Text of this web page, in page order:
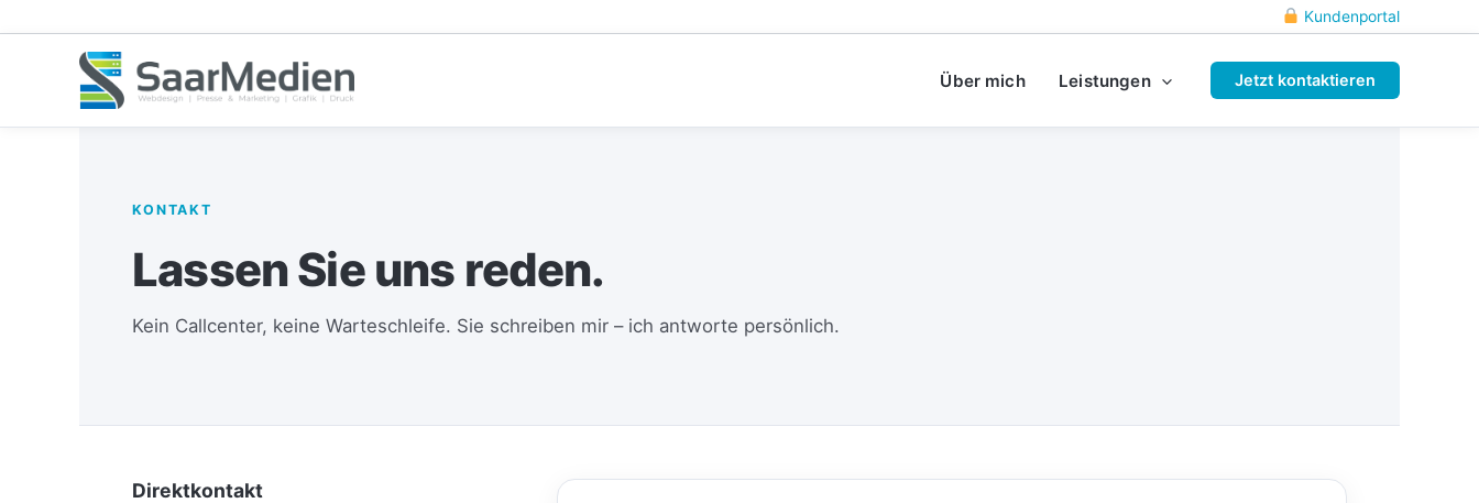
Kundenportal
Über mich Leistungen Jetzt kontaktieren
KONTAKT
Lassen Sie uns reden.
Kein Callcenter, keine Warteschleife. Sie schreiben mir – ich antworte persönlich.
Direktkontakt